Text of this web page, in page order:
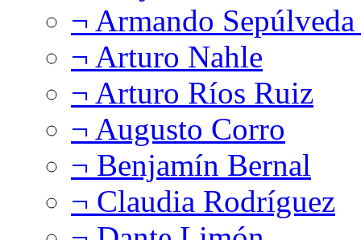
¬ Armando
¬ Arturo Nahle
¬ Arturo Ríos Ruiz
¬ Augusto Corro
¬ Benjamín Bernal
¬ Claudia Rodríguez